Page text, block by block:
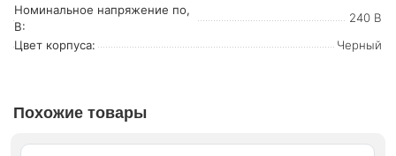
Номинальное напряжение по,
В:
240 В
Цвет корпуса:
Черный
Похожие товары